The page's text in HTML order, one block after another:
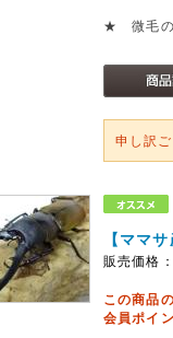
★ 微毛の
申し訳
【ママ
販売価格
この商品
会員ポイ